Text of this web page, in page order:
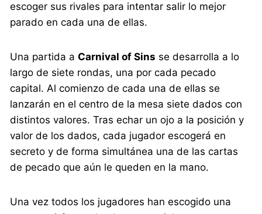
escoger sus rivales para intentar salir lo mejor
parado en cada una de ellas.
Una partida aCarnival of Sins se desarrolla a lo
largo de siete rondas, una por cada pecado
capital. Al comienzo de cada una de ellas se
lanzarán en el centro de la mesa siete dados con
distintos valores. Tras echar un ojo a la posición y
valor de los dados, cada jugador escogerá en
secreto y de forma simultánea una de las cartas
de pecado que aún le queden en la mano.
Una vez todos los jugadores han escogido una